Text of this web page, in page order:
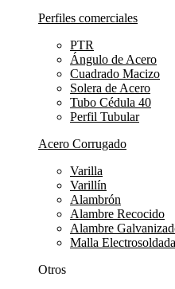
Perfiles comerciales
PTR
Ángulo de Acero
Cuadrado Macizo
Solera de Acero
Tubo Cédula 40
Perfil Tubular
Acero Corrugado
Varilla
Varillín
Alambrón
Alambre Recocido
Alambre
Malla Electrosoldada
Otros